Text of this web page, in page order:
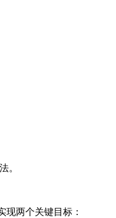
。
两个关键目标：